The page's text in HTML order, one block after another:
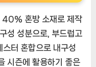
40% 혼방 소재로 제작
성 성분으로, 부드럽고
터 혼합으로 내구성
시즌에 활용하기 좋은